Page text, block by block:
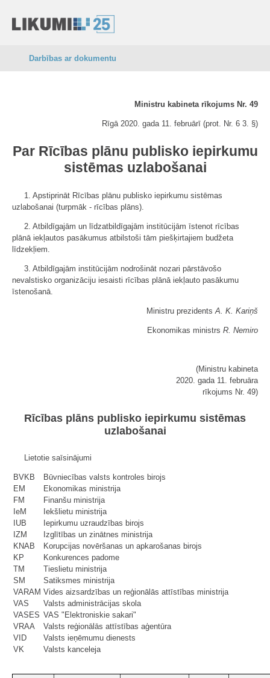
Darbības ar dokumentu
Ministru kabineta rīkojums Nr. 49
Rīgā 2020. gada 11. februārī (prot. Nr. 6 3. §)
Par Rīcības plānu publisko iepirkumu
sistēmas uzlabošanai
1. Apstiprināt Rīcības plānu publisko iepirkumu sistēmas
uzlabošanai (turpmāk - rīcības plāns).
2. Atbildīgajām un līdzatbildīgajām institūcijām īstenot rīcības
plānā iekļautos pasākumus atbilstoši tām piešķirtajiem budžeta
līdzekļiem.
3. Atbildīgajām institūcijām nodrošināt nozari pārstāvošo
nevalstisko organizāciju iesaisti rīcības plānā iekļauto pasākumu
īstenošanā.
Ministru prezidentsA. K. Kariņš
Ekonomikas ministrs R. Nemiro
(Ministru kabineta
2020. gada 11. februāra
rīkojums Nr. 49)
Rīcības plāns publisko iepirkumu sistēmas
uzlabošanai
Lietotie saīsinājumi
BVKB
Būvniecības valsts kontroles birojs
EM
Ekonomikas ministrija
FM
Finanšu ministrija
IeM
Iekšlietu ministrija
IUB
Iepirkumu uzraudzības birojs
IZM
Izglītības un zinātnes ministrija
KNAB
Korupcijas novēršanas un apkarošanas birojs
KP
Konkurences padome
TM
Tieslietu ministrija
SM
Satiksmes ministrija
VARAM Vides aizsardzības un reģionālās attīstības ministrija
VAS
Valsts administrācijas skola
VASES VAS "Elektroniskie sakari"
VRAA
Valsts reģionālās attīstības aģentūra
VID
Valsts ieņēmumu dienests
VK
Valsts kanceleja